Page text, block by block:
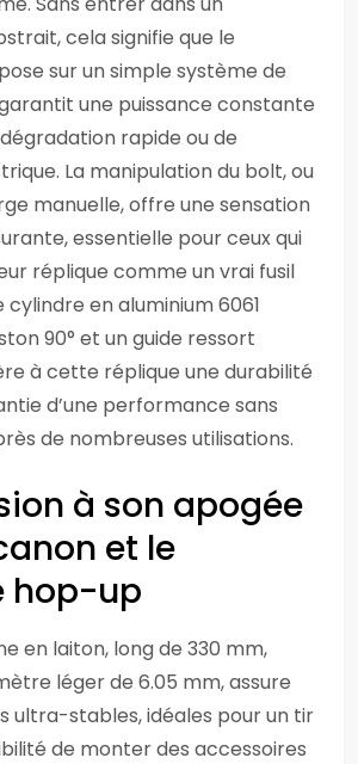
cela signifie que le
sur un simple système de
une puissance constante
rapide ou de
La manipulation du bolt, ou
manuelle, offre une sensation
essentielle pour ceux qui
réplique comme un vrai fusil
cylindre en aluminium 6061
90° et un guide ressort
à cette réplique une durabilité
d’une performance sans
de nombreuses utilisations.
à son apogée
et le
hop-up
en laiton, long de 330 mm,
léger de 6.05 mm, assure
ultra-stables, idéales pour un tir
de monter des accessoires